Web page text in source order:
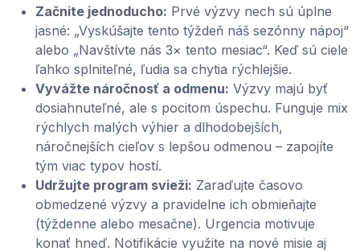
Začnite jednoducho: Prvé výzvy nech sú úplne
jasné: „Vyskúšajte tento týždeň náš sezónny nápoj“
alebo „Navštívte nás 3× tento mesiac“. Keď sú ciele
ľahko splniteľné, ľudia sa chytia rýchlejšie.
Vyvážte náročnosť a odmenu: Výzvy majú byť
dosiahnuteľné, ale s pocitom úspechu. Funguje mix
rýchlych malých výhier a dlhodobejších,
náročnejších cieľov s lepšou odmenou – zapojíte
tým viac typov hostí.
Udržujte program svieži: Zaraďujte časovo
obmedzené výzvy a pravidelne ich obmieňajte
(týždenne alebo mesačne). Urgencia motivuje
konať hneď. Notifikácie využite na nové misie aj